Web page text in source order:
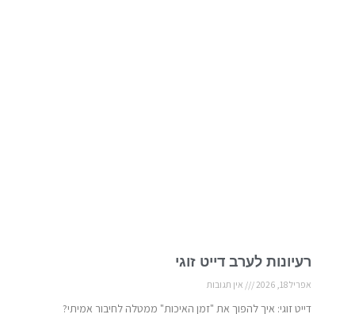
רעיונות לערב דייט זוגי
אפריל 18, 2026 אין תגובות
דייט זוגי: איך להפוך את "זמן האיכות" ממטלה לחיבור אמיתי?